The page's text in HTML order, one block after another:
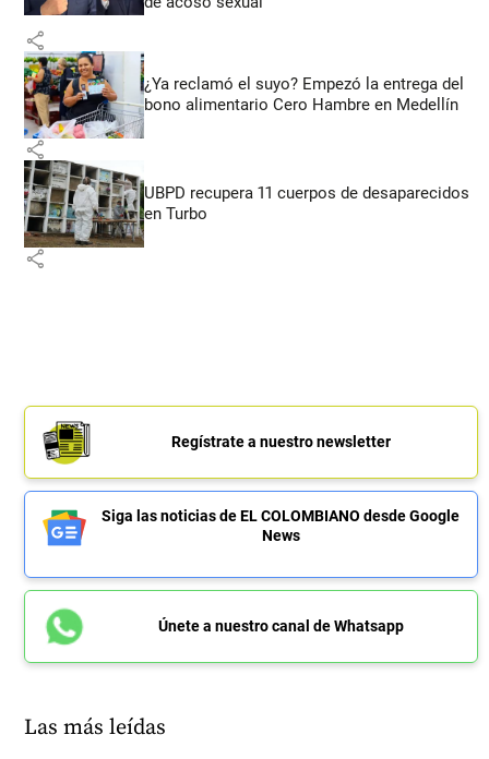
share
¿Ya reclamó el suyo? Empezó la entrega del
bono alimentario Cero Hambre en Medellín
share
UBPD recupera 11 cuerpos de desaparecidos
en Turbo
share
Regístrate a nuestro newsletter
Siga las noticias de EL COLOMBIANO desde Google
News
Únete a nuestro canal de Whatsapp
Las más leídas